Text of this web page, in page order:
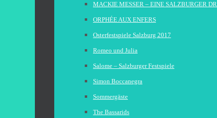
MACKIE MESSER – EINE SALZBURGER
ORPHÉE AUX ENFERS
Osterfestspiele Salzburg 2017
Romeo und Julia
Salome – Salzburger Festspiele
Simon Boccanegra
Sommergäste
The Bassarids